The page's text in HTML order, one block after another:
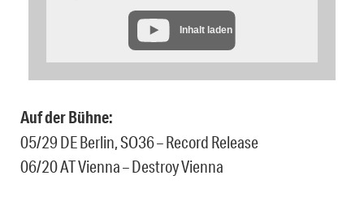
Inhalt laden
Auf der Bühne:
05/29 DE Berlin, SO36 – Record Release
06/20 AT Vienna – Destroy Vienna